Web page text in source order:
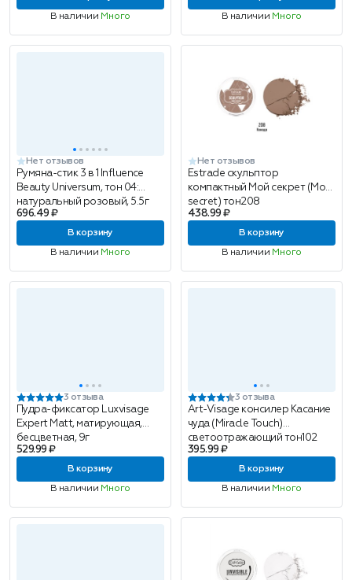
В наличии Много В наличии Много
Нет отзывов
Румяна-стик 3 в 1 Influence
Beauty Universum, тон 04:
натуральный розовый, 5.5г
696.49 ₽
В корзину
В наличии Много
Нет отзывов
Estrade скульптор
компактный Мой секрет (Mon
secret) тон208
438.99 ₽
В корзину
В наличии Много
3 отзыва
Пудра-фиксатор Luxvisage
Expert Matt, матирующая,
бесцветная, 9г
529.99 ₽
В корзину
В наличии Много
3 отзыва
Art-Visage консилер Касание
чуда (Miracle Touch)
светоотражающий тон102
395.99 ₽
В корзину
В наличии Много